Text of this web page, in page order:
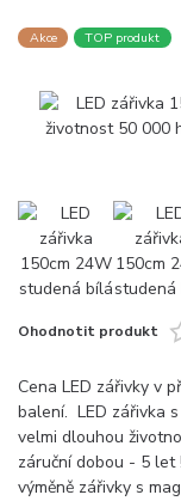
Akce TOP produkt
Ohodnotit produkt
Cena LED zářivky v
balení. LED zářivka
velmi dlouhou
záruční dobou - 5 let
výměně zářivky s